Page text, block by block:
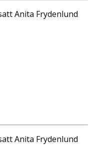
Anita Frydenlund
Anita Frydenlund